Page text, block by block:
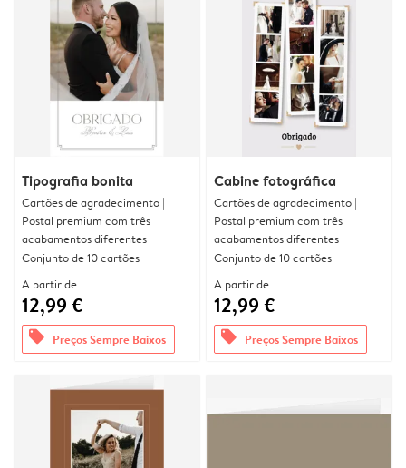
Tipografia bonita
Cartões de agradecimento |
Postal premium com três
acabamentos diferentes
Conjunto de 10 cartões
A partir de
12,99 €
offers Preços Sempre Baixos
Cabine fotográfica
Cartões de agradecimento |
Postal premium com três
acabamentos diferentes
Conjunto de 10 cartões
A partir de
12,99 €
offers Preços Sempre Baixos